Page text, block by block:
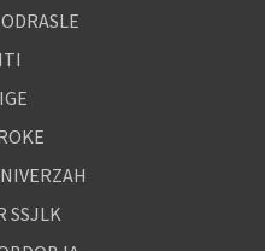
SSJLK